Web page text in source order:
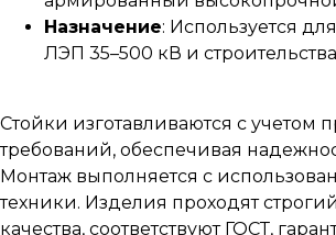
Назначение: Используется
ЛЭП 35–500 кВ и
Стойки изготавливаются с учетом
требований, обеспечивая
Монтаж выполняется с
техники. Изделия проходят
качества, соответствуют ГОСТ,